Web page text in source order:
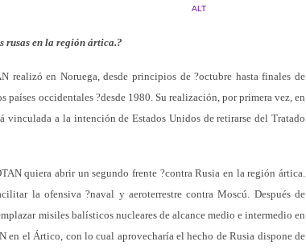
ALT
rusas en la región ártica.?
realizó en Noruega, desde principios de ?octubre hasta finales de
países occidentales ?desde 1980. Su realización, por primera vez, en
vinculada a la intención de Estados Unidos de retirarse del Tratado
quiera abrir un segundo frente ?contra Rusia en la región ártica.
la ofensiva ?naval y aeroterrestre contra Moscú. Después de
misiles balísticos nucleares de alcance medio e intermedio en
en el Ártico, con lo cual aprovecharía el hecho de Rusia dispone de